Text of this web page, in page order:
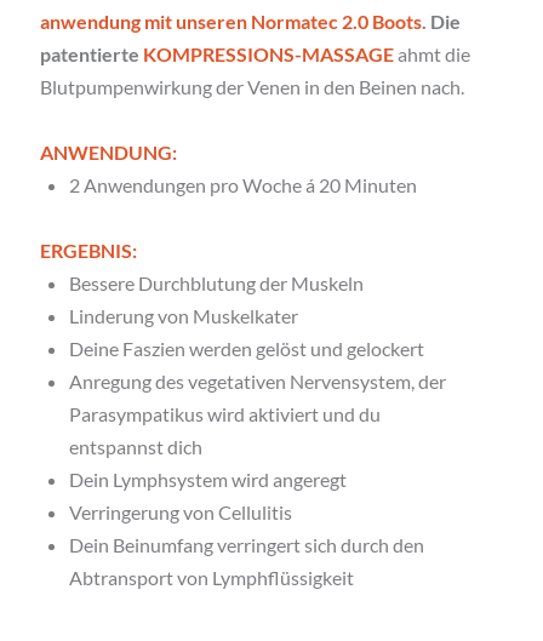
anwendung mit unseren Normatec 2.0 Boots. Die
patentierte KOMPRESSIONS-MASSAGEahmt die
Blutpumpenwirkung der Venen in den Beinen nach.
ANWENDUNG:
2 Anwendungen pro Woche á 20 Minuten
ERGEBNIS:
Bessere Durchblutung der Muskeln
Linderung von Muskelkater
Deine Faszien werden gelöst und gelockert
Anregung des vegetativen Nervensystem, der
Parasympatikus wird aktiviert und du
entspannst dich
Dein Lymphsystem wird angeregt
Verringerung von Cellulitis
Dein Beinumfang verringert sich durch den
Abtransport von Lymphflüssigkeit